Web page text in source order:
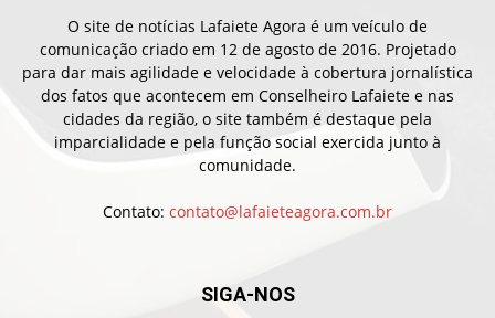
O site de notícias Lafaiete Agora é um veículo de
comunicação criado em 12 de agosto de 2016. Projetado
para dar mais agilidade e velocidade à cobertura jornalística
dos fatos que acontecem em Conselheiro Lafaiete e nas
cidades da região, o site também é destaque pela
imparcialidade e pela função social exercida junto à
comunidade.
Contato: contato@lafaieteagora.com.br
SIGA-NOS